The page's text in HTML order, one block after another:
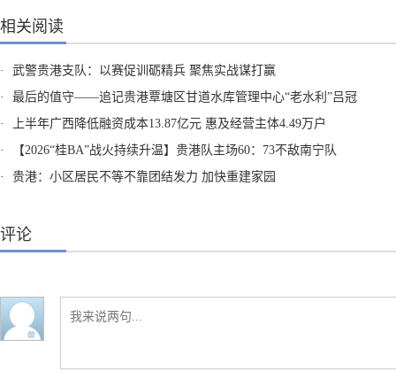
相关阅读
·
武警贵港支队：以赛促训砺精兵 聚焦实战谋打赢
·
最后的值守——追记贵港覃塘区甘道水库管理中心“老水利”吕冠
·
上半年广西降低融资成本13.87亿元 惠及经营主体4.49万户
·
【2026“桂BA”战火持续升温】贵港队主场60：73不敌南宁队
·
贵港：小区居民不等不靠团结发力 加快重建家园
评论